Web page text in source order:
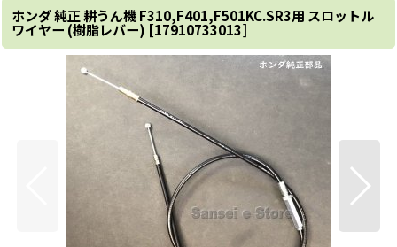
ホンダ 純正 耕うん機 F310,F401,F501KC.SR3用 スロットル
ワイヤー (樹脂レバー) [17910733013]